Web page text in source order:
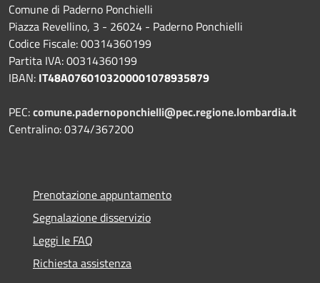
Comune di Paderno Ponchielli
Piazza Revellino, 3 - 26024 - Paderno Ponchielli
Codice Fiscale: 00314360199
Partita IVA: 00314360199
IBAN: IT48A0760103200001078935879
PEC:comune.padernoponchielli@pec.regione.lombardia.it
Centralino: 0374/367200
Prenotazione appuntamento
Segnalazione disservizio
Leggi le FAQ
Richiesta assistenza